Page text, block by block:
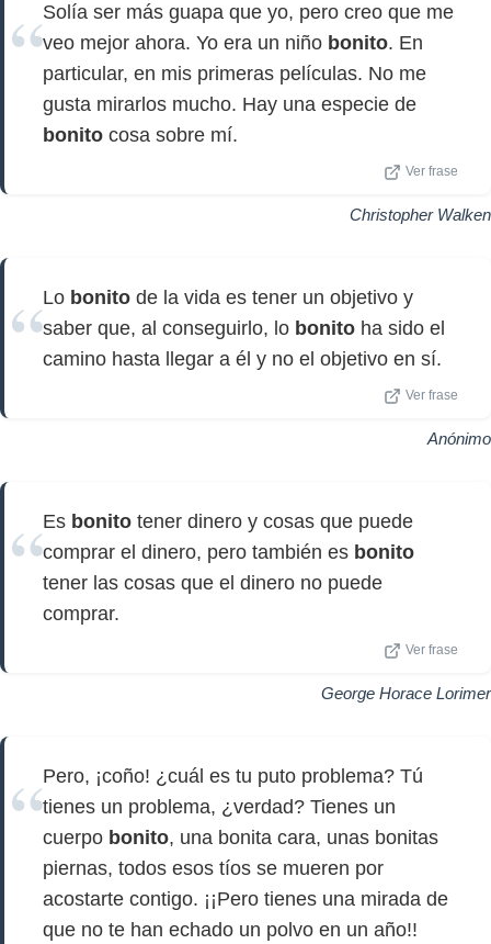
Solía ser más guapa que yo, pero creo que me
veo mejor ahora. Yo era un niño bonito. En
particular, en mis primeras películas. No me
gusta mirarlos mucho. Hay una especie de
bonito cosa sobre mí.
Ver frase
Christopher Walken
Lo bonito de la vida es tener un objetivo y
saber que, al conseguirlo, lo bonito ha sido el
camino hasta llegar a él y no el objetivo en sí.
Ver frase
Anónimo
Es bonito tener dinero y cosas que puede
comprar el dinero, pero también es bonito
tener las cosas que el dinero no puede
comprar.
Ver frase
George Horace Lorimer
Pero, ¡coño! ¿cuál es tu puto problema? Tú
tienes un problema, ¿verdad? Tienes un
cuerpo bonito, una bonita cara, unas bonitas
piernas, todos esos tíos se mueren por
acostarte contigo. ¡¡Pero tienes una mirada de
que no te han echado un polvo en un año!!